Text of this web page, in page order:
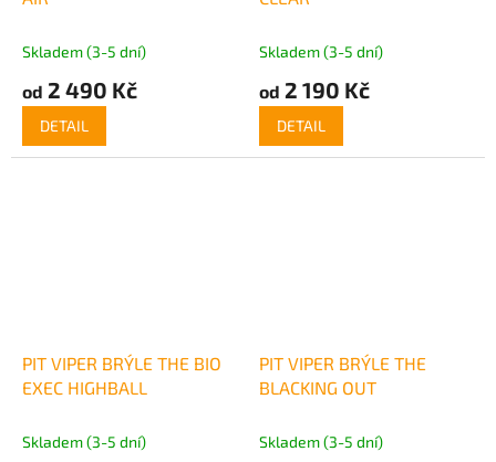
Skladem (3-5 dní)
od 2 490 Kč
DETAIL
Skladem (3-5 dní)
od 2 190 Kč
DETAIL
PIT VIPER BRÝLE THE BIO
EXEC HIGHBALL
Skladem (3-5 dní)
PIT VIPER BRÝLE THE
BLACKING OUT
Skladem (3-5 dní)